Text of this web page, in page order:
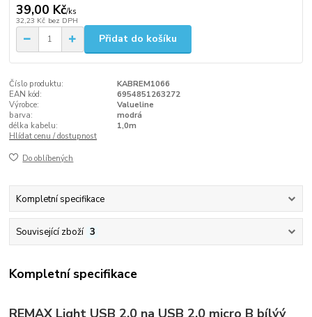
39,00 Kč/ks
32,23 Kč bez DPH
Přidat do košíku
Číslo produktu:
KABREM1066
EAN kód:
6954851263272
Výrobce:
Valueline
barva:
modrá
délka kabelu:
1,0m
Hlídat cenu / dostupnost
Do oblíbených
Kompletní specifikace
Související zboží 3
Kompletní specifikace
REMAX Light USB 2.0 na USB 2.0 micro B bílýý